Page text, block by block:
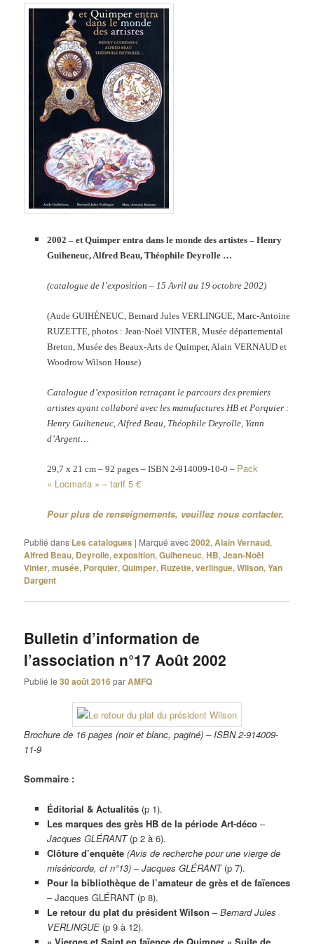
2002 – et Quimper entra dans le monde des artistes – Henry
Guiheneuc, Alfred Beau, Théophile Deyrolle …
(catalogue de l’exposition – 15 Avril au 19 octobre 2002)
(Aude GUIHÉNEUC, Bernard Jules VERLINGUE, Marc-Antoine
RUZETTE, photos : Jean-Noël VINTER, Musée départemental
Breton, Musée des Beaux-Arts de Quimper, Alain VERNAUD et
Woodrow Wilson House)
Catalogue d’exposition retraçant le parcours des premiers
artistes ayant collaboré avec les manufactures HB et Porquier :
Henry Guiheneuc, Alfred Beau, Théophile Deyrolle, Yann
d’Argent…
29,7 x 21 cm – 92 pages – ISBN 2-914009-10-0 – Pack
« Locmaria » – tarif 5 €
Pour plus de renseignements, veuillez nous contacter.
Publié dans Les catalogues | Marqué avec2002,Alain Vernaud,
Alfred Beau, Deyrolle,exposition,Guiheneuc,HB,Jean-Noël
Vinter,musée, Porquier,Quimper, Ruzette,verlingue,Wilson,Yan
Dargent
Bulletin d’information de
l’association n°17 Août 2002
Publié le30 août 2016parAMFQ
Brochure de 16 pages (noir et blanc, paginé) – ISBN 2-914009-
11-9
Sommaire :
Éditorial & Actualités(p 1).
Les marques des grès HB de la période Art-déco–
Jacques GLÉRANT(p 2 à 6).
Clôture d’enquête (Avis de recherche pour une vierge de
miséricorde, cf n°13) –Jacques GLÉRANT(p 7).
Pour la bibliothèque de l’amateur de grès et de faïences
– Jacques GLÉRANT (p 8).
Le retour du plat du président Wilson –Bernard Jules
VERLINGUE (p 9 à 12).
« Vierges et Saint en faïence de Quimper » Suite de